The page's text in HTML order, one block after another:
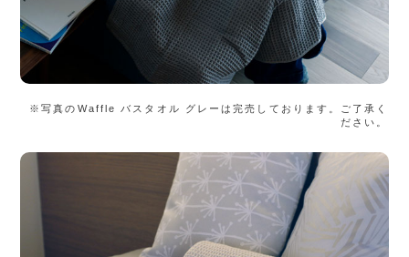
※写真のWaffle バスタオル グレーは完売しております。ご了承く
ださい。